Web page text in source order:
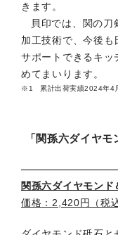
きます。
貝印では、関の刀
加工技術で、今後
サポートできるキッ
めてまいります。
累計出荷実績2024年4
「関孫六ダイヤ
関孫六ダイヤモン
価格：2,420円（税込